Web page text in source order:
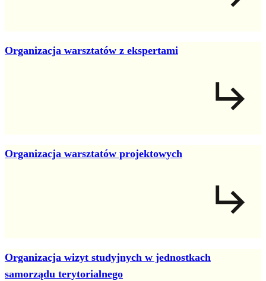
Organizacja warsztatów z ekspertami
Organizacja warsztatów projektowych
Organizacja wizyt studyjnych w jednostkach
samorządu terytorialnego